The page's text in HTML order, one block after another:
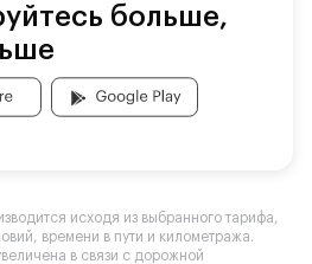
больше,
исходя из выбранного тарифа,
времени в пути и километража.
в связи с дорожной